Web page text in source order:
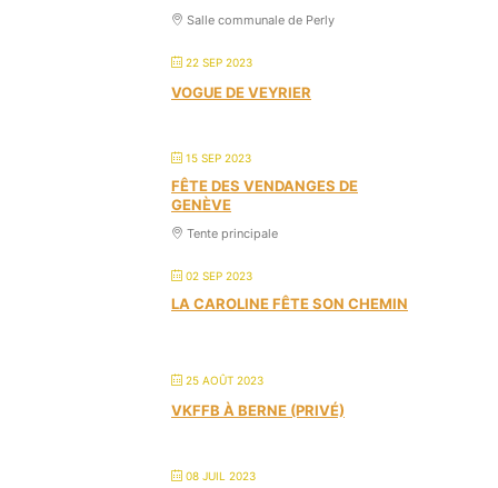
Salle communale de Perly
22 SEP 2023
VOGUE DE VEYRIER
15 SEP 2023
FÊTE DES VENDANGES DE
GENÈVE
Tente principale
02 SEP 2023
LA CAROLINE FÊTE SON CHEMIN
25 AOÛT 2023
VKFFB À BERNE (PRIVÉ)
08 JUIL 2023